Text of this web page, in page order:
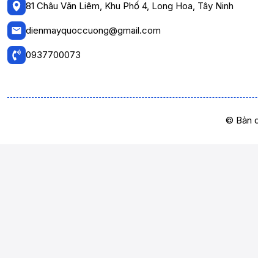
81 Châu Văn Liêm, Khu Phố 4, Long Hoa, Tây Ninh
dienmayquoccuong@gmail.com
0937700073
© Bản